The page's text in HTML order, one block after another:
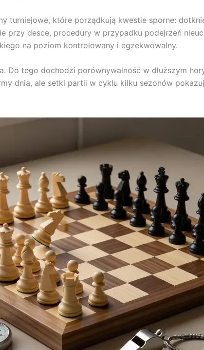
turniejowe, które porządkują kwestie sporne:
przy desce, procedury w przypadku podejrzeń
na poziom kontrolowany i egzekwowalny.
Do tego dochodzi porównywalność w dłuższym
dnia, ale setki partii w cyklu kilku sezonów